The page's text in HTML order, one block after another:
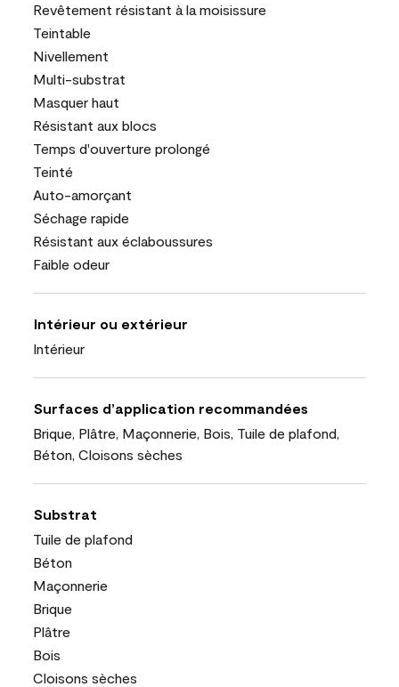
Revêtement résistant à la moisissure
Teintable
Nivellement
Multi-substrat
Masquer haut
Résistant aux blocs
Temps d'ouverture prolongé
Teinté
Auto-amorçant
Séchage rapide
Résistant aux éclaboussures
Faible odeur
Intérieur ou extérieur
Intérieur
Surfaces d’application recommandées
Brique, Plâtre, Maçonnerie, Bois, Tuile de plafond,
Béton, Cloisons sèches
Substrat
Tuile de plafond
Béton
Maçonnerie
Brique
Plâtre
Bois
Cloisons sèches